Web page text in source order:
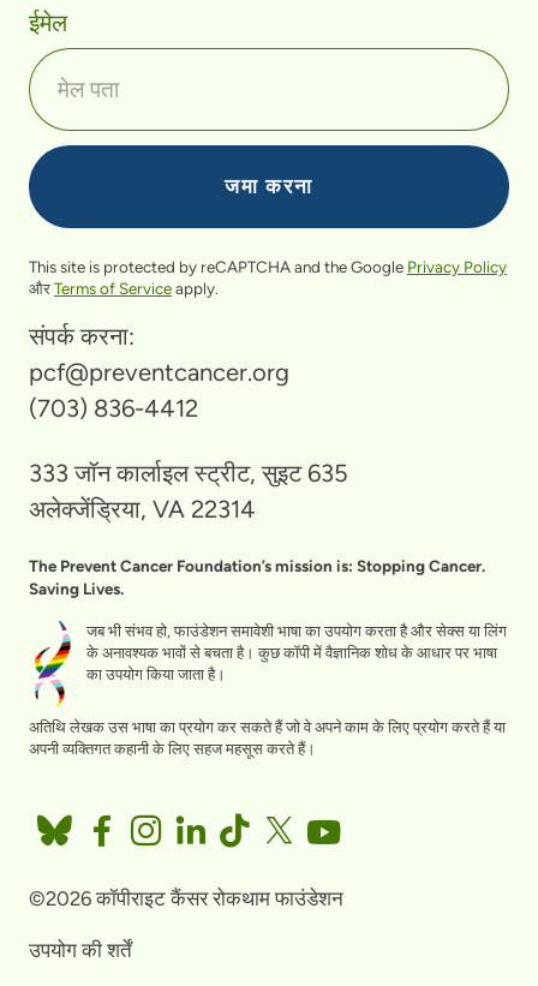
ईमेल
This site is protected by reCAPTCHA and the Google Privacy Policy
औरTerms of Serviceapply.
संपर्क करना:
pcf@preventcancer.org
(703) 836-4412
333 जॉन कार्लाइल स्ट्रीट, सुइट 635
अलेक्जेंड्रिया, VA 22314
The Prevent Cancer Foundation’s mission is: Stopping Cancer.
Saving Lives.
जब भी संभव हो, फाउंडेशन समावेशी भाषा का उपयोग करता है और सेक्स या लिंग
के अनावश्यक भावों से बचता है। कुछ कॉपी में वैज्ञानिक शोध के आधार पर भाषा
का उपयोग किया जाता है।
अतिथि लेखक उस भाषा का प्रयोग कर सकते हैं जो वे अपने काम के लिए प्रयोग करते हैं या
अपनी व्यक्तिगत कहानी के लिए सहज महसूस करते हैं।
©2026 कॉपीराइट कैंसर रोकथाम फाउंडेशन
उपयोग की शर्तें